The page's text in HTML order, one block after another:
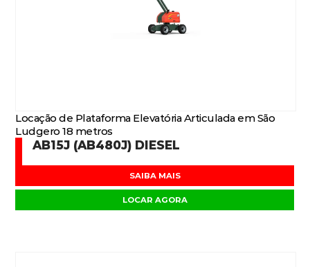
Locação de Plataforma Elevatória Articulada em São
Ludgero 18 metros
AB15J (AB480J) DIESEL
SAIBA MAIS
LOCAR AGORA